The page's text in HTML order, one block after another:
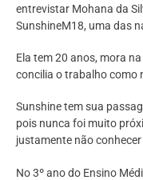
entrevistar Mohana da
SunshineM18, uma das
Ela tem 20 anos, mora
concilia o trabalho como
Sunshine tem sua
pois nunca foi muito
justamente não
No 3º ano do Ensino